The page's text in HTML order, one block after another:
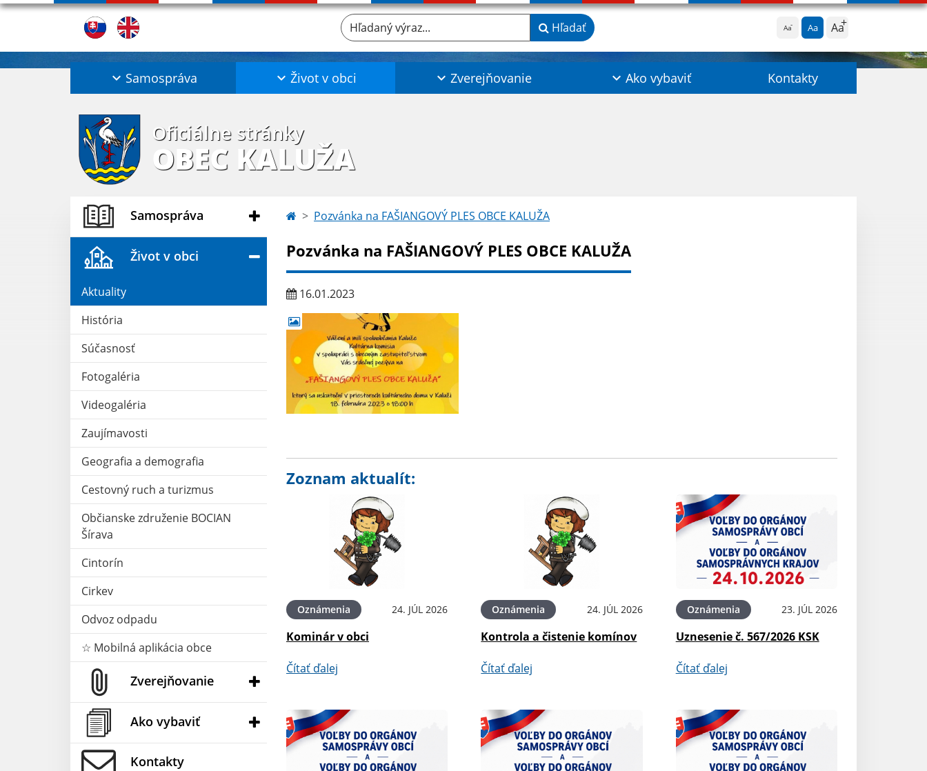
Aa Aa Aa
Hľadaný výraz... Hľadať
Samospráva Život v obci Zverejňovanie Ako vybaviť Kontakty
Oficiálne stránky
OBEC KALUŽA
Samospráva
Život v obci
Aktuality
História
Súčasnosť
Fotogaléria
Videogaléria
Zaujímavosti
Geografia a demografia
Cestovný ruch a turizmus
Občianske združenie BOCIAN
Šírava
Cintorín
Cirkev
Odvoz odpadu
☆ Mobilná aplikácia obce
Zverejňovanie
Ako vybaviť
Kontakty
Pozvánka na FAŠIANGOVÝ PLES OBCE KALUŽA
Pozvánka na FAŠIANGOVÝ PLES OBCE KALUŽA
16.01.2023
Zoznam aktualít:
Oznámenia 24. JÚL 2026
Kominár v obci
Čítať ďalej
Oznámenia 24. JÚL 2026
Kontrola a čistenie komínov
Čítať ďalej
Oznámenia 23. JÚL 2026
Uznesenie č. 567/2026 KSK
Čítať ďalej